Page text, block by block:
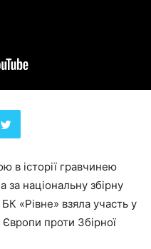
в історії гравчинею
за національну збірну
«Рівне» взяла участь у
Європи проти Збірної